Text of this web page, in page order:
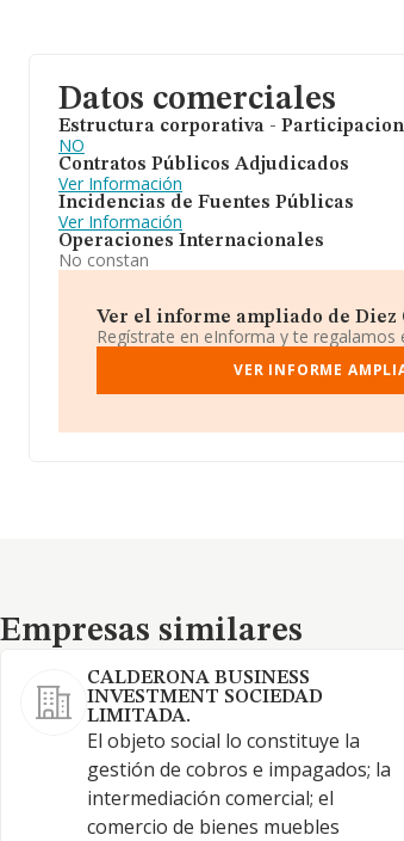
Datos comerciales
Estructura corporativa -
NO
Contratos Públicos Adjudicados
Ver Información
Incidencias de Fuentes Públicas
Ver Información
Operaciones Internacionales
No constan
Ver el informe ampliado de Diez
Regístrate en eInforma y te
VER INFORME
Empresas similares
Empresas similares
CALDERONA BUSINESS
INVESTMENT SOCIEDAD
LIMITADA.
El objeto social lo constituye la
gestión de cobros e impagados; la
intermediación comercial; el
comercio de bienes muebles